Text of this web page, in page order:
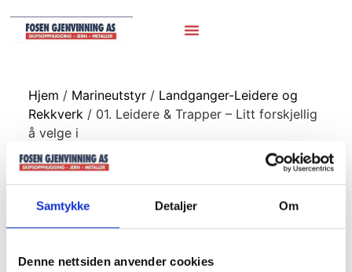
Samtykke Detaljer Om
Denne nettsiden anvender cookies
Hjem / Marineutstyr/ Landganger-Leidere og
Rekkverk / 01. Leidere & Trapper – Litt forskjellig
å velge i
01. Leidere &
Trapper – Litt
forskjellig å velge i